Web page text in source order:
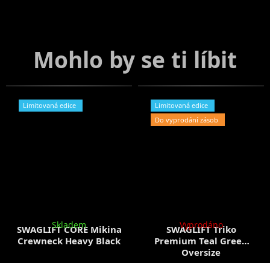
Limitovaná edice
SWAGLIFT CORE Mikina
Crewneck Heavy Black
Skladem
Limitovaná edice
Do vyprodání zásob
SWAGLIFT Triko
Premium Teal Green
Oversize
Vyprodáno